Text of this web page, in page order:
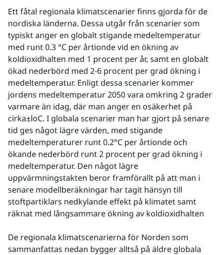
Ett fåtal regionala klimatscenarier finns gjorda för de
nordiska länderna. Dessa utgår från scenarier som
typiskt anger en globalt stigande medeltemperatur
med runt 0.3 °C per årtionde vid en ökning av
koldioxidhalten med 1 procent per år, samt en globalt
ökad nederbörd med 2-6 procent per grad ökning i
medeltemperatur. Enligt dessa scenarier kommer
jordens medeltemperatur 2050 vara omkring 2 grader
varmare än idag, där man anger en osäkerhet på
cirka±loC. I globala scenarier man har gjort på senare
tid ges något lägre värden, med stigande
medeltemperaturer runt 0.2°C per årtionde och
ökande nederbörd runt 2 procent per grad ökning i
medeltemperatur. Den något lägre
uppvärmningstakten beror framförallt på att man i
senare modellberäkningar har tagit hänsyn till
stoftpartiklars nedkylande effekt på klimatet samt
räknat med långsammare ökning av koldioxidhalten
De regionala klimatscenarierna för Norden som
sammanfattas nedan bygger alltså på äldre globala